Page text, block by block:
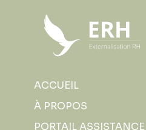
ACCUEIL
À PROPOS
PORTAIL ASSISTANCE